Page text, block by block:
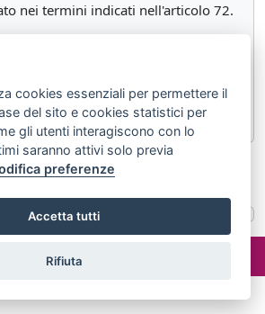
nei termini indicati nell'articolo 72.
alla custodia cautelare. Si
sulla riparazione per l'ingiusta
312 Articolo 314
02029690472
cookies essenziali per permettere il
del sito e cookies statistici per
gli utenti interagiscono con lo
saranno attivi solo previa
preferenze
Accetta tutti
Rifiuta